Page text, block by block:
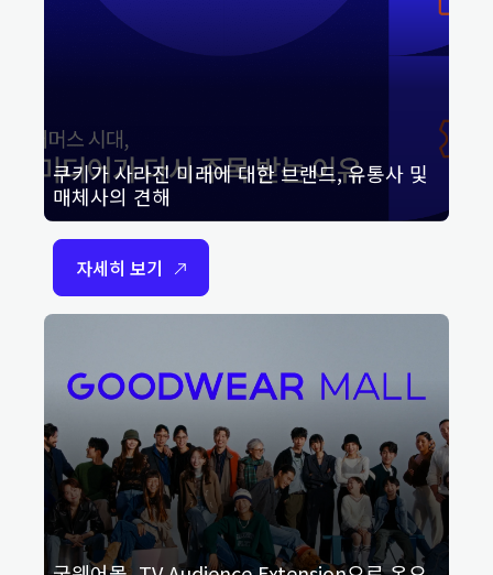
쿠키가 사라진 미래에 대한 브랜드, 유통사 및
매체사의 견해
자세히 보기